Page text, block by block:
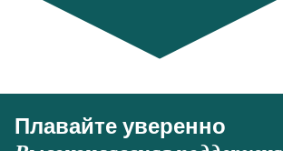
Плавайте уверенно